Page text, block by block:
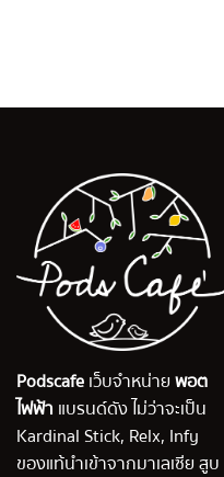
Podscafeเว็บจำหน่ายพอต
ไฟฟ้า แบรนด์ดัง ไม่ว่าจะเป็น
Kardinal Stick, Relx, Infy
ของแท้นำเข้าจากมาเลเซีย สูบ